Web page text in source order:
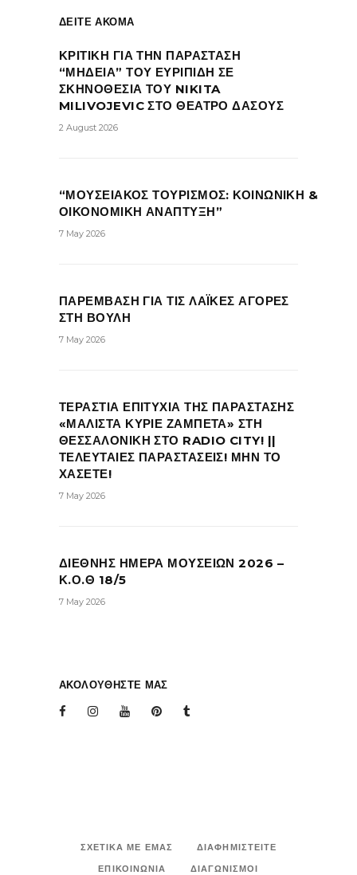
ΔΕΙΤΕ ΑΚΟΜΑ
ΚΡΙΤΙΚΗ ΓΙΑ ΤΗΝ ΠΑΡΑΣΤΑΣΗ
“ΜΗΔΕΙΑ” ΤΟΥ ΕΥΡΙΠΙΔΗ ΣΕ
ΣΚΗΝΟΘΕΣΙΑ ΤΟΥ NIKITA
MILIVOJEVIC ΣΤΟ ΘΕΑΤΡΟ ΔΑΣΟΥΣ
2 August 2026
“ΜΟΥΣΕΙΑΚΟΣ ΤΟΥΡΙΣΜΟΣ: ΚΟΙΝΩΝΙΚΗ &
ΟΙΚΟΝΟΜΙΚΗ ΑΝΑΠΤΥΞΗ”
7 May 2026
ΠΑΡΕΜΒΑΣΗ ΓΙΑ ΤΙΣ ΛΑΪΚΕΣ ΑΓΟΡΕΣ
ΣΤΗ ΒΟΥΛΗ
7 May 2026
ΤΕΡΑΣΤΙΑ ΕΠΙΤΥΧΙΑ ΤΗΣ ΠΑΡΑΣΤΑΣΗΣ
«ΜΑΛΙΣΤΑ ΚΥΡΙΕ ΖΑΜΠΕΤΑ» ΣΤΗ
ΘΕΣΣΑΛΟΝΙΚΗ ΣΤΟ RADIO CITY! ||
ΤΕΛΕΥΤΑΙΕΣ ΠΑΡΑΣΤΑΣΕΙΣ! ΜΗΝ ΤΟ
ΧΑΣΕΤΕ!
7 May 2026
ΔΙΕΘΝΗΣ ΗΜΕΡΑ ΜΟΥΣΕΙΩΝ 2026 –
Κ.Ο.Θ 18/5
7 May 2026
ΑΚΟΛΟΥΘΗΣΤΕ ΜΑΣ
ΣΧΕΤΙΚΑ ΜΕ ΕΜΑΣ
ΔΙΑΦΗΜΙΣΤΕΙΤΕ
ΕΠΙΚΟΙΝΩΝΙΑ
ΔΙΑΓΩΝΙΣΜΟΙ